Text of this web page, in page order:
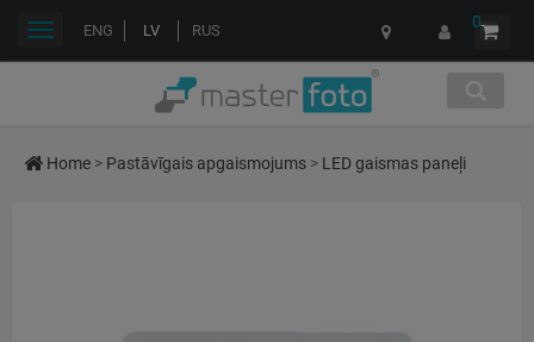
ENG LV RUS 0
Toggle
Home > Pastāvīgais apgaismojums > LED gaismas paneļi